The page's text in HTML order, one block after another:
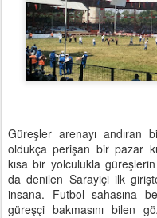
Güreşler arenayı andıran
oldukça perişan bir pazar
kısa bir yolculukla güreşlerin
da denilen Sarayiçi ilk
insana. Futbol sahasına
güreşçi bakmasını bilen